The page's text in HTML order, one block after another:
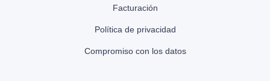
Facturación
Política de privacidad
Compromiso con los datos